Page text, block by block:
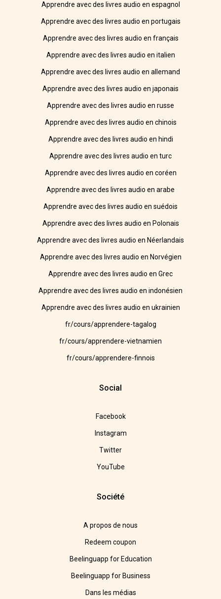
Apprendre avec des livres audio en espagnol
Apprendre avec des livres audio en portugais
Apprendre avec des livres audio en français
Apprendre avec des livres audio en italien
Apprendre avec des livres audio en allemand
Apprendre avec des livres audio en japonais
Apprendre avec des livres audio en russe
Apprendre avec des livres audio en chinois
Apprendre avec des livres audio en hindi
Apprendre avec des livres audio en turc
Apprendre avec des livres audio en coréen
Apprendre avec des livres audio en arabe
Apprendre avec des livres audio en suédois
Apprendre avec des livres audio en Polonais
Apprendre avec des livres audio en Néerlandais
Apprendre avec des livres audio en Norvégien
Apprendre avec des livres audio en Grec
Apprendre avec des livres audio en indonésien
Apprendre avec des livres audio en ukrainien
fr/cours/apprendere-tagalog
fr/cours/apprendere-vietnamien
fr/cours/apprendere-finnois
Social
Facebook
Instagram
Twitter
YouTube
Société
A propos de nous
Redeem coupon
Beelinguapp for Education
Beelinguapp for Business
Dans les médias